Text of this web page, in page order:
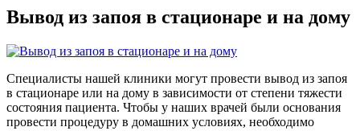
Вывод из запоя в стационаре и на дому
Специалисты нашей клиники могут провести вывод из запоя
в стационаре или на дому в зависимости от степени тяжести
состояния пациента. Чтобы у наших врачей были основания
провести процедуру в домашних условиях, необходимо